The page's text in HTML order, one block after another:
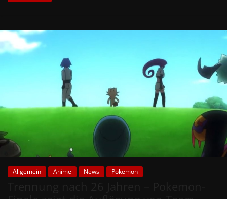
Allgemein Anime News Pokemon